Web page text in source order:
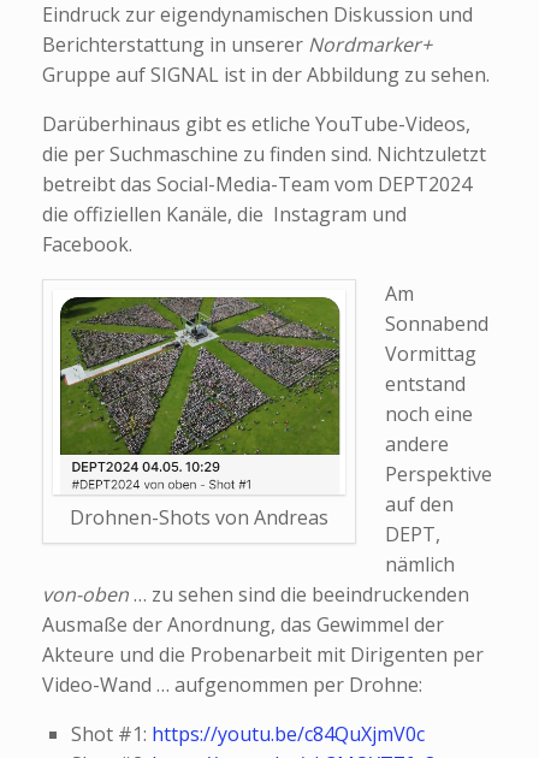
Eindruck zur eigendynamischen Diskussion und
Berichterstattung in unserer Nordmarker+
Gruppe auf SIGNAL ist in der Abbildung zu sehen.
Darüberhinaus gibt es etliche YouTube-Videos,
die per Suchmaschine zu finden sind. Nichtzuletzt
betreibt das Social-Media-Team vom DEPT2024
die offiziellen Kanäle, die Instagram und
Facebook.
Drohnen-Shots von Andreas
Am
Sonnabend
Vormittag
entstand
noch eine
andere
Perspektive
auf den
DEPT,
nämlich
von-oben… zu sehen sind die beeindruckenden
Ausmaße der Anordnung, das Gewimmel der
Akteure und die Probenarbeit mit Dirigenten per
Video-Wand … aufgenommen per Drohne:
Shot #1: https://youtu.be/c84QuXjmV0c